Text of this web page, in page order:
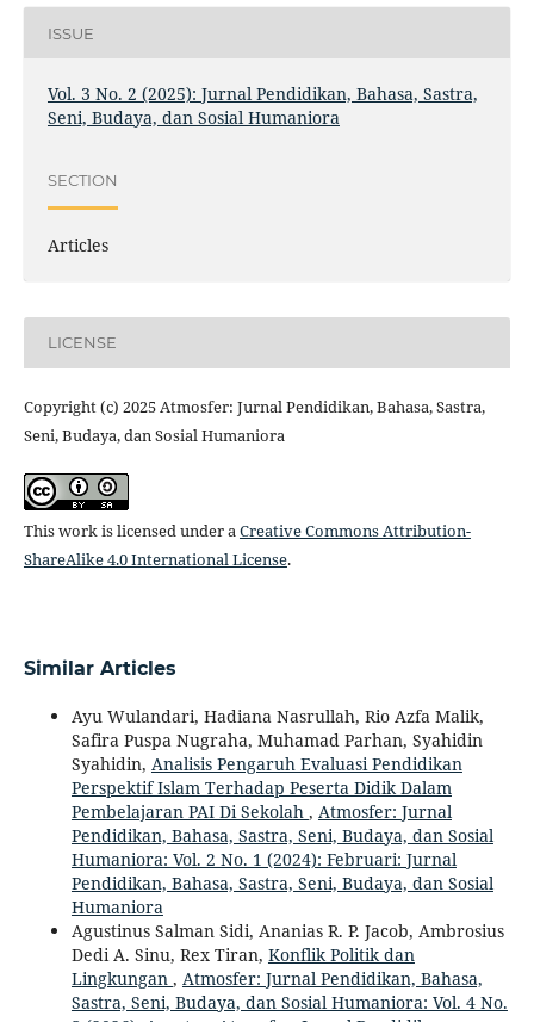
ISSUE
Vol. 3 No. 2 (2025): Jurnal Pendidikan, Bahasa, Sastra,
Seni, Budaya, dan Sosial Humaniora
SECTION
Articles
LICENSE
Copyright (c) 2025 Atmosfer: Jurnal Pendidikan, Bahasa, Sastra,
Seni, Budaya, dan Sosial Humaniora
This work is licensed under a Creative Commons Attribution-
ShareAlike 4.0 International License.
Similar Articles
Ayu Wulandari, Hadiana Nasrullah, Rio Azfa Malik,
Safira Puspa Nugraha, Muhamad Parhan, Syahidin
Syahidin, Analisis Pengaruh Evaluasi Pendidikan
Perspektif Islam Terhadap Peserta Didik Dalam
Pembelajaran PAI Di Sekolah , Atmosfer: Jurnal
Pendidikan, Bahasa, Sastra, Seni, Budaya, dan Sosial
Humaniora: Vol. 2 No. 1 (2024): Februari: Jurnal
Pendidikan, Bahasa, Sastra, Seni, Budaya, dan Sosial
Humaniora
Agustinus Salman Sidi, Ananias R. P. Jacob, Ambrosius
Dedi A. Sinu, Rex Tiran, Konflik Politik dan
Lingkungan , Atmosfer: Jurnal Pendidikan, Bahasa,
Sastra, Seni, Budaya, dan Sosial Humaniora: Vol. 4 No.